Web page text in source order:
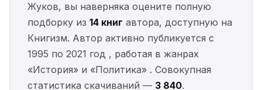
Жуков, вы наверняка оцените полную
подборку из 14 книг автора, доступную на
Книгизм. Автор активно публикуется с
1995 по 2021 год , работая в жанрах
«История» и «Политика» . Совокупная
статистика скачиваний — 3 840.